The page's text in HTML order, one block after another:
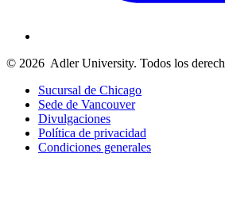
© 2026 Adler University. Todos los
Sucursal de Chicago
Sede de Vancouver
Divulgaciones
Política de privacidad
Condiciones generales